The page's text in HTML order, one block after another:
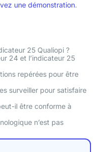
une démonstration.
25 Qualiopi ?
24 et l’indicateur 25
repérées pour être
surveiller pour satisfaire
il être conforme à
n’est pas